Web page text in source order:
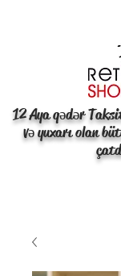
12 Aya qədər
və yuxarı olan